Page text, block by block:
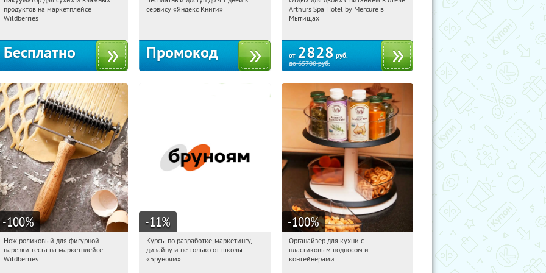
19:17:19 Получили:180
Россия
продуктов на маркетплейсе
Wildberries
Бесплатно
19:17:19
Получи первым!
сервису «Яндекс Книги»
Промокод
19:17:19
Купи первым!
Московская обл., г. Мытищи, д.
Arthurs Spa Hotel by Mercure в
Мытищах
от 2828 руб.
до65700руб.
-100%
19:17:19 Получили:
Россия
Нож роликовый для фигурной
нарезки теста на маркетплейсе
Wildberries
-11%
19:17:19
Получи первым!
Россия
Курсы по разработке, маркетингу,
дизайну и не только от школы
«Бруноям»
-100%
19:17:19 Получили:
Россия
Органайзер для кухни с
пластиковым подносом и
контейнерами